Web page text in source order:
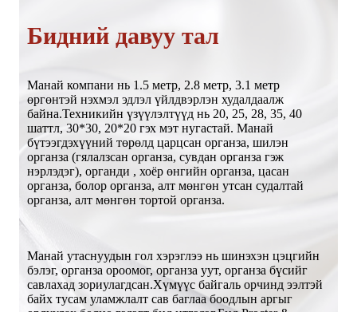
Бидний давуу тал
Манай компани нь 1.5 метр, 2.8 метр, 3.1 метр
өргөнтэй нэхмэл эдлэл үйлдвэрлэн худалдаалж
байна.Техникийн үзүүлэлтүүд нь 20, 25, 28, 35, 40
шаттл, 30*30, 20*20 гэх мэт нугастай. Манай
бүтээгдэхүүний төрөлд царцсан органза, шилэн
органза (гялалзсан органза, сувдан органза гэж
нэрлэдэг), органди , хоёр өнгийн органза, цасан
органза, болор органза, алт мөнгөн утсан судалтай
органза, алт мөнгөн тортой органза.
Манай утаснуудын гол хэрэглээ нь шинэхэн цэцгийн
бэлэг, органза ороомог, органза уут, органза бүсийг
савлахад зориулагдсан.Хүмүүс байгаль орчинд ээлтэй
байх тусам уламжлалт сав баглаа боодлын аргыг